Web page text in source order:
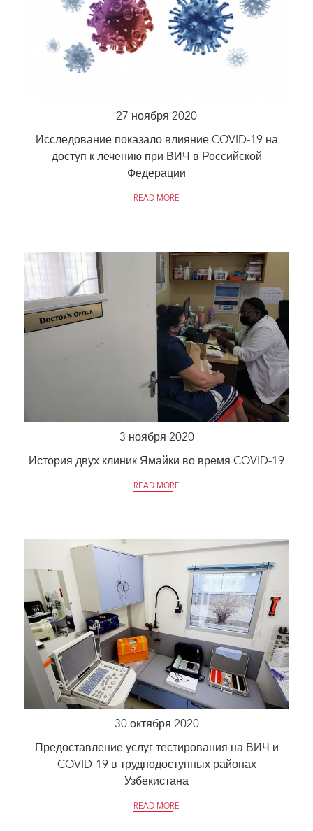
27 ноября 2020
Исследование показало влияние COVID-19 на
доступ к лечению при ВИЧ в Российской
Федерации
READ MORE
3 ноября 2020
История двух клиник Ямайки во время COVID-19
READ MORE
30 октября 2020
Предоставление услуг тестирования на ВИЧ и
COVID-19 в труднодоступных районах
Узбекистана
READ MORE